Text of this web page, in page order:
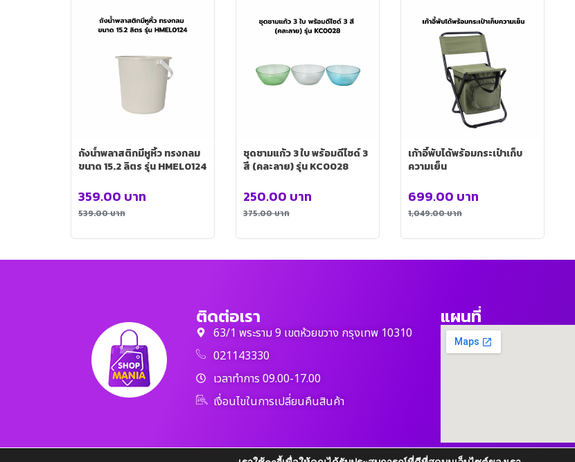
ถังน้ำพลาสติกมีหูหิ้ว ทรงกลม
ขนาด 15.2 ลิตร รุ่น HMEL0124
539.00บาท
359.00 บาท
ชุดชามแก้ว 3 ใบ พร้อมดีไซด์ 3
สี (คละลาย) รุ่น KC0028
375.00บาท
250.00 บาท
เก้าอี้พับได้พร้อมกระเป๋าเก็บ
ความเย็น
1,049.00บาท
699.00 บาท
ติดต่อเรา
63/1 พระราม 9 เขตห้วยขวาง กรุงเทพ 10310
021143330
เวลาทำการ 09.00-17.00
เงื่อนไขในการเปลี่ยนคืนสินค้า
แผนที่